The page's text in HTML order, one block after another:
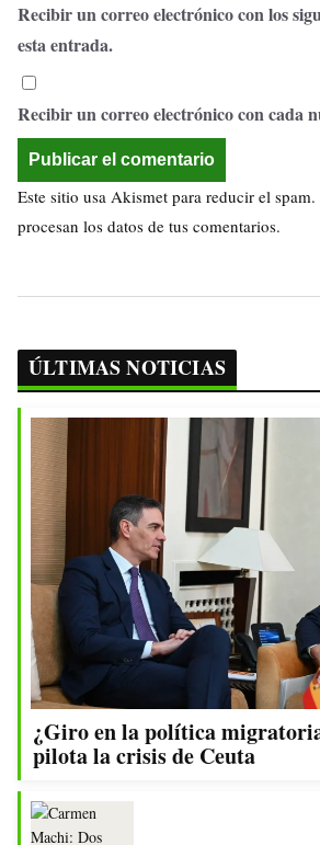
Recibir un correo electrónico con los
esta entrada.
Recibir un correo electrónico con cada
Este sitio usa Akismet para reducir el spam.
procesan los datos de tus comentarios.
ÚLTIMAS NOTICIAS
¿Giro en la política
pilota la crisis de Ceuta